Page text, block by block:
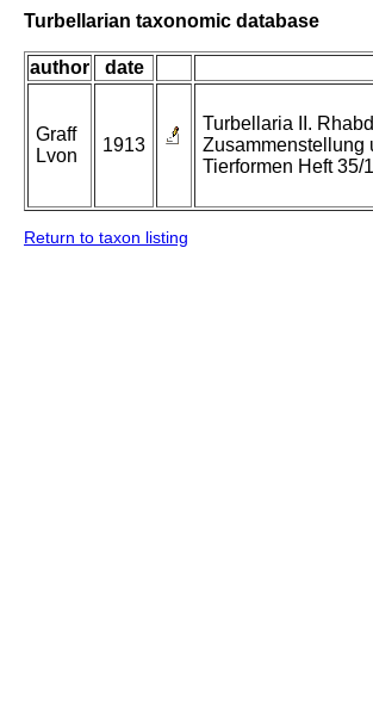
Turbellarian taxonomic database
author date
Graff
Lvon
1913
Turbellaria II.
Zusammenstellung
Tierformen Heft 35/
Return to taxon listing